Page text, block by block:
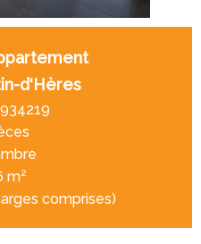
d'Hères
m²
comprises)